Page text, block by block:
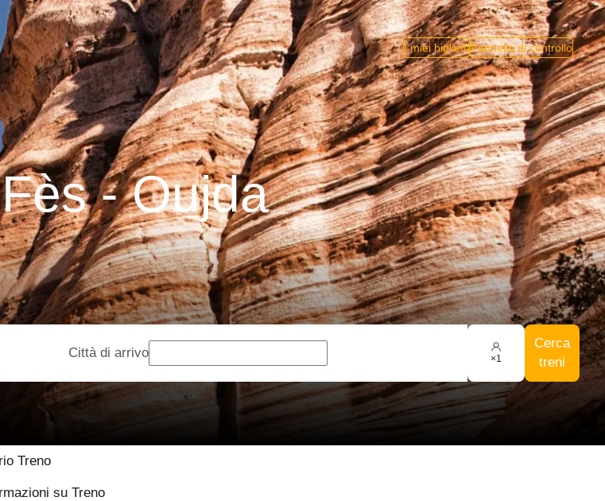
I miei bigliettiPannello di controllo
- Oujda
Città di arrivo ×1
Cerca
treni
Treno
su Treno
10 basato su 36 recensioni